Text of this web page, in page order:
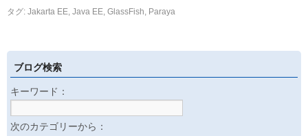
タグ: Jakarta EE, Java EE, GlassFish, Paraya
ブログ検索
キーワード：
次のカテゴリーから：